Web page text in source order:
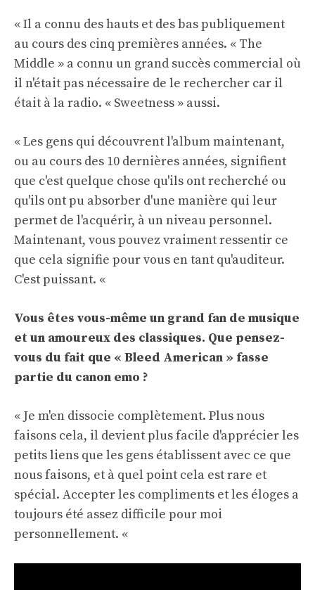
« Il a connu des hauts et des bas publiquement
au cours des cinq premières années. « The
Middle » a connu un grand succès commercial où
il n'était pas nécessaire de le rechercher car il
était à la radio. « Sweetness » aussi.
« Les gens qui découvrent l'album maintenant,
ou au cours des 10 dernières années, signifient
que c'est quelque chose qu'ils ont recherché ou
qu'ils ont pu absorber d'une manière qui leur
permet de l'acquérir, à un niveau personnel.
Maintenant, vous pouvez vraiment ressentir ce
que cela signifie pour vous en tant qu'auditeur.
C'est puissant. «
Vous êtes vous-même un grand fan de musique
et un amoureux des classiques. Que pensez-
vous du fait que « Bleed American » fasse
partie du canon emo ?
« Je m'en dissocie complètement. Plus nous
faisons cela, il devient plus facile d'apprécier les
petits liens que les gens établissent avec ce que
nous faisons, et à quel point cela est rare et
spécial. Accepter les compliments et les éloges a
toujours été assez difficile pour moi
personnellement. «